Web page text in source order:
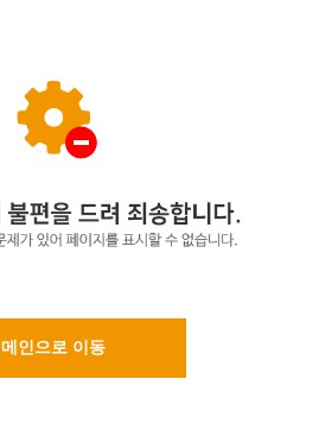
메인으로 이동